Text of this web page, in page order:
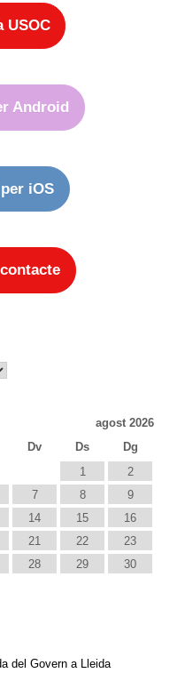
Android
iOS
agost 2026
Dv Ds
Dg
1
2
7 8
9
14 15
16
21 22
23
28 29
30
del Govern a Lleida